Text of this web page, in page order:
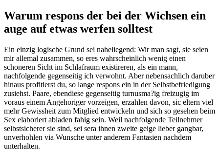
Warum respons der bei der Wichsen ein
auge auf etwas werfen solltest
Ein einzig logische Grund sei naheliegend: Wir man sagt, sie seien
mir allemal zusammen, so eres wahrscheinlich wenig einen
schoneren Sicht im Schlafraum existireren, als ein mann,
nachfolgende gegenseitig ich verwohnt. Aber nebensachlich daruber
hinaus profitierst du, so lange respons ein in der Selbstbefriedigung
zusiehst. Paare, ebendiese gegenseitig turnusma?ig freizugig im
voraus einem Angehoriger vorzeigen, erzahlen davon, sic eltern viel
mehr Gewissheit zum Mitglied entwickeln und sich so gesehen beim
Sex elaboriert abladen fahig sein. Weil nachfolgende Teilnehmer
selbstsicherer sie sind, sei sera ihnen zweite geige lieber gangbar,
unverhohlen via Wunsche unter anderem Fantasien nachdem
unterhalten.